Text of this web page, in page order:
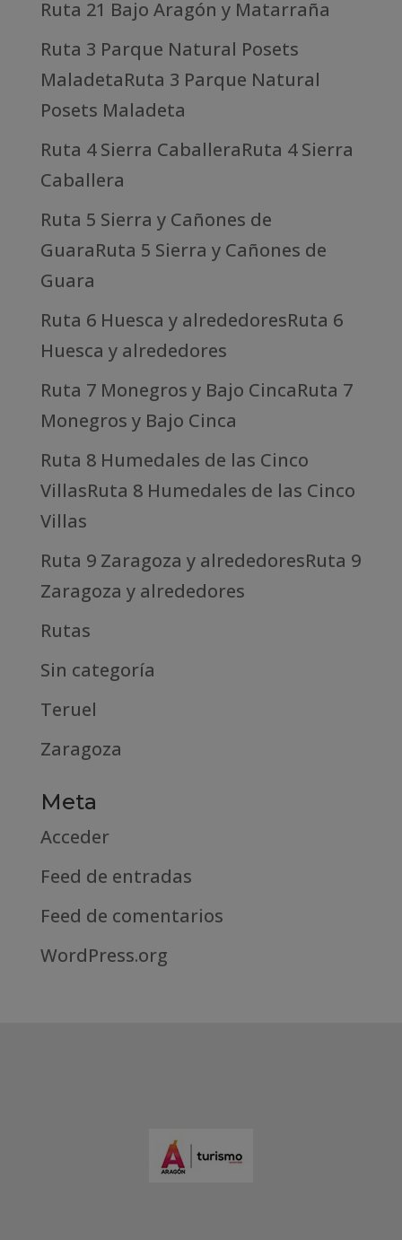
Ruta 21 Bajo Aragón y Matarraña
Ruta 3 Parque Natural Posets
MaladetaRuta 3 Parque Natural
Posets Maladeta
Ruta 4 Sierra CaballeraRuta 4 Sierra
Caballera
Ruta 5 Sierra y Cañones de
GuaraRuta 5 Sierra y Cañones de
Guara
Ruta 6 Huesca y alrededoresRuta 6
Huesca y alrededores
Ruta 7 Monegros y Bajo CincaRuta 7
Monegros y Bajo Cinca
Ruta 8 Humedales de las Cinco
VillasRuta 8 Humedales de las Cinco
Villas
Ruta 9 Zaragoza y alrededoresRuta 9
Zaragoza y alrededores
Rutas
Sin categoría
Teruel
Zaragoza
Meta
Acceder
Feed de entradas
Feed de comentarios
WordPress.org